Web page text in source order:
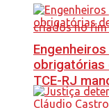
TCE-RJ
obrigatórias